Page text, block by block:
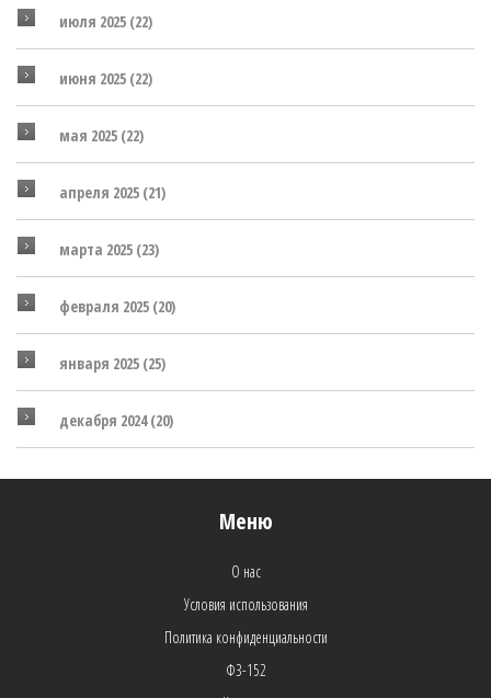
июля 2025 (22)
июня 2025 (22)
мая 2025 (22)
апреля 2025 (21)
марта 2025 (23)
февраля 2025 (20)
января 2025 (25)
декабря 2024(20)
Меню
О нас
Условия использования
Политика конфиденциальности
ФЗ-152